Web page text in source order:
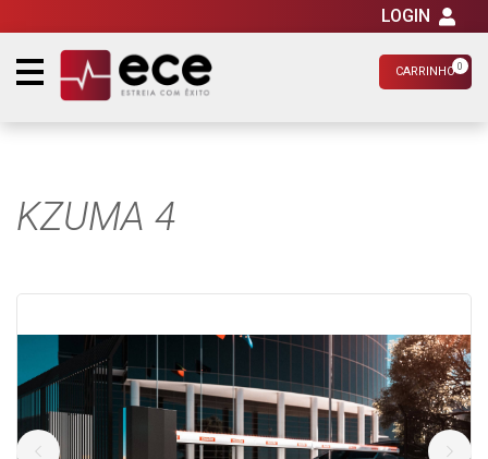
CARRINHO 0
LOGIN
KZUMA 4